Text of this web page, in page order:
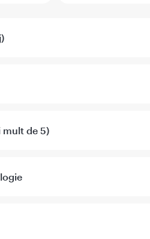
mult de 5)